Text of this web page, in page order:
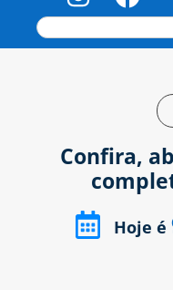
Confira,
Hoje é